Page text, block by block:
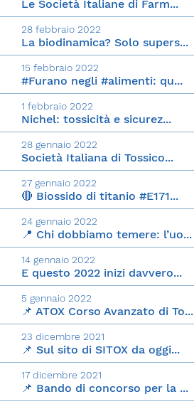
Le Società Italiane di Farm...
28 febbraio 2022
La biodinamica? Solo supers...
15 febbraio 2022
#Furano negli #alimenti: qu...
1 febbraio 2022
Nichel: tossicità e sicurez...
28 gennaio 2022
Società Italiana di Tossico...
27 gennaio 2022
🔴 Biossido di titanio #E171...
24 gennaio 2022
📍 Chi dobbiamo temere: l’uo...
14 gennaio 2022
E questo 2022 inizi davvero...
5 gennaio 2022
📌 ATOX Corso Avanzato di To...
23 dicembre 2021
📌 Sul sito di SITOX da oggi...
17 dicembre 2021
📌 Bando di concorso per la ...